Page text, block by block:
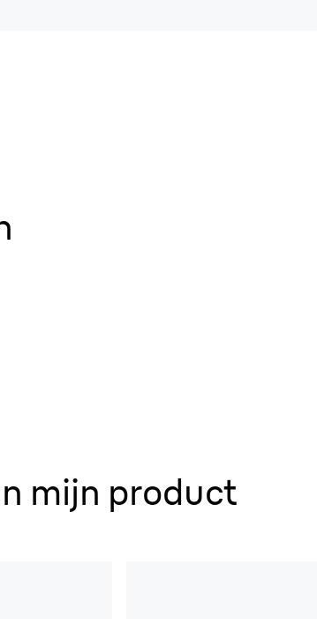
mijn product